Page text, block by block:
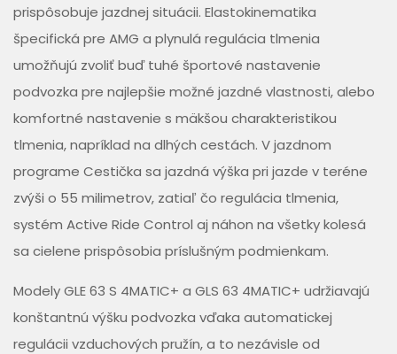
prispôsobuje jazdnej situácii. Elastokinematika
špecifická pre AMG a plynulá regulácia tlmenia
umožňujú zvoliť buď tuhé športové nastavenie
podvozka pre najlepšie možné jazdné vlastnosti, alebo
komfortné nastavenie s mäkšou charakteristikou
tlmenia, napríklad na dlhých cestách. V jazdnom
programe Cestička sa jazdná výška pri jazde v teréne
zvýši o 55 milimetrov, zatiaľ čo regulácia tlmenia,
systém Active Ride Control aj náhon na všetky kolesá
sa cielene prispôsobia príslušným podmienkam.
Modely GLE 63 S 4MATIC+ a GLS 63 4MATIC+ udržiavajú
konštantnú výšku podvozka vďaka automatickej
regulácii vzduchových pružín, a to nezávisle od